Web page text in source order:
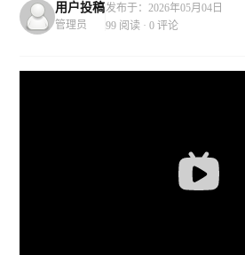
用户投稿
管理员
发布于：2026年05月04日
99 阅读 · 0 评论